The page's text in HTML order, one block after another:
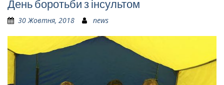
День боротьби з інсультом
30 Жовтня, 2018 news